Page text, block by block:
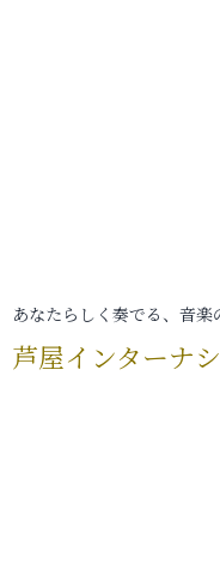
あなたらしく奏でる、音楽
芦屋インターナ